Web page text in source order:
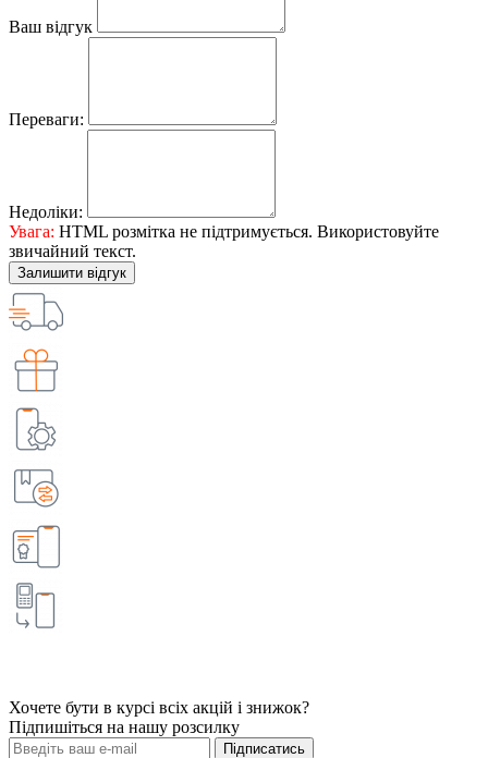
Ваш відгук
Переваги:
Недоліки:
Увага: HTML розмітка не підтримується. Використовуйте
звичайний текст.
Залишити відгук
Хочете бути в курсі всіх акцій і знижок?
Підпишіться на нашу розсилку
Підписатись